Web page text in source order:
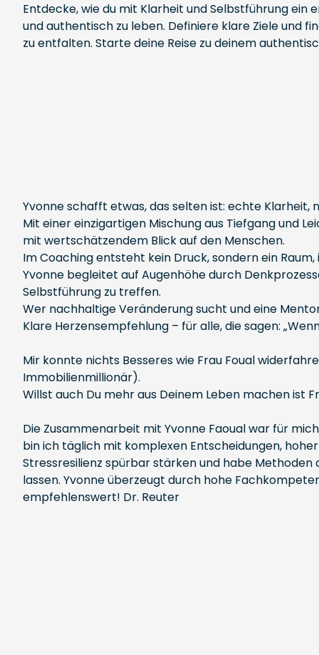
Entdecke, wie du mit Klarheit und Selbstführung
und authentisch zu leben. Definiere klare Ziele und
zu entfalten. Starte deine Reise zu deinem
Yvonne schafft etwas, das selten ist: echte Klarheit,
Mit einer einzigartigen Mischung aus Tiefgang und
mit wertschätzendem Blick auf den Menschen.
Im Coaching entsteht kein Druck, sondern ein
Yvonne begleitet auf Augenhöhe durch
Selbstführung zu treffen.
Wer nachhaltige Veränderung sucht und eine
Klare Herzensempfehlung – für alle, die sagen:
Mir konnte nichts Besseres wie Frau Foual
Immobilienmillionär).
Willst auch Du mehr aus Deinem Leben machen ist
Die Zusammenarbeit mit Yvonne Faoual war für
bin ich täglich mit komplexen Entscheidungen,
Stressresilienz spürbar stärken und habe
lassen. Yvonne überzeugt durch hohe
empfehlenswert! Dr. Reuter